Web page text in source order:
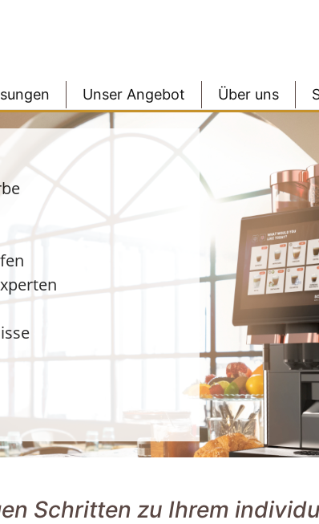
Unser Angebot Über uns
Schritten zu Ihrem